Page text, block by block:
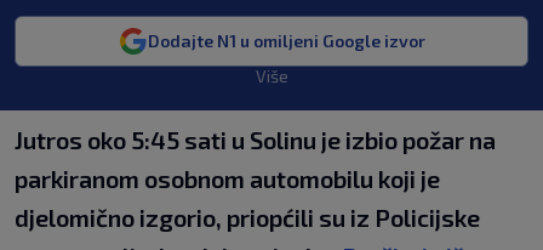
Dodajte N1 u omiljeni Google izvor
Više
Jutros oko 5:45 sati u Solinu je izbio požar na
parkiranom osobnom automobilu koji je
djelomično izgorio, priopćili su iz Policijske